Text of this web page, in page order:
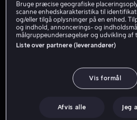
Få Viaplay
Rowan Atkinson
Bruge præcise geografiske
scanne enhedskarakteristika til
og/eller tilgå oplysninger på en enhed.
og indhold, annoncerings- og
målgruppeundersøgelser og udvikling af
Liste over partnere (leverandører)
Vis formål
Afvis alle Jeg